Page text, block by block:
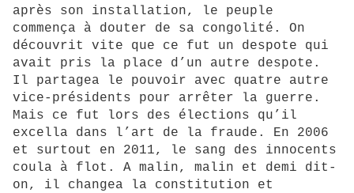
après son installation, le peuple
commença à douter de sa congolité. On
découvrit vite que ce fut un despote qui
avait pris la place d’un autre despote.
Il partagea le pouvoir avec quatre autre
vice-présidents pour arrêter la guerre.
Mais ce fut lors des élections qu’il
excella dans l’art de la fraude. En 2006
et surtout en 2011, le sang des innocents
coula à flot. A malin, malin et demi dit-
on, il changea la constitution et